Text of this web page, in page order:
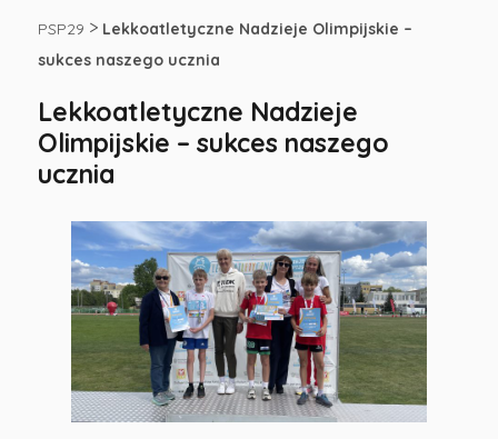
Nadzieje
sukces
naszego
ucznia
PSP29 > Lekkoatletyczne Nadzieje Olimpijskie –
sukces naszego ucznia
Lekkoatletyczne Nadzieje
Olimpijskie – sukces naszego
ucznia